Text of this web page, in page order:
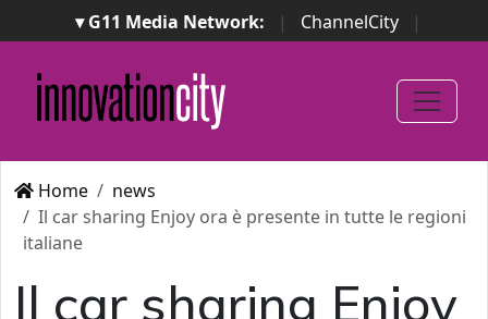
▾ G11 Media Network: | ChannelCity
|
ImpresaCity | SecurityOpenLab | Italian Channel
Awards
Italian Project Awards
Italian Security
Awards
Home
news
Il car sharing Enjoy ora è presente in tutte le regioni
italiane
Il car sharing Enjoy